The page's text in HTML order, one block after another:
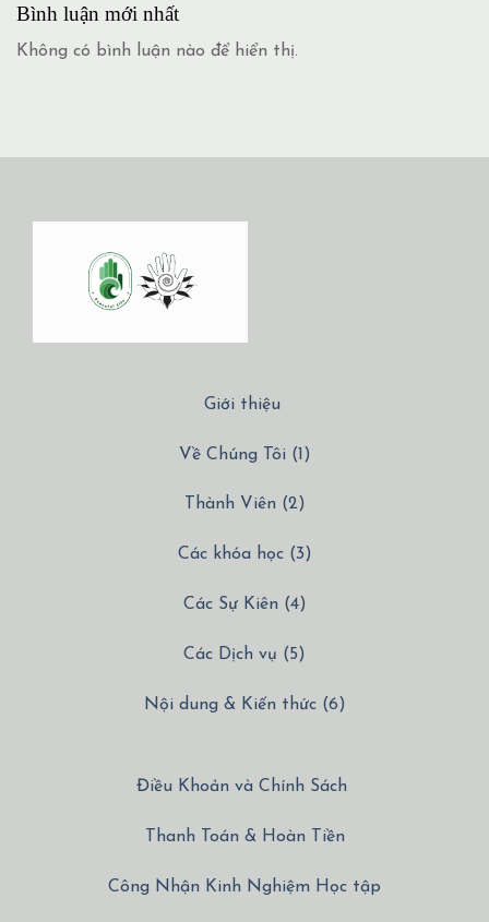
Bình luận mới nhất
Không có bình luận nào để hiển thị.
Giới thiệu
Về Chúng Tôi (1)
Thành Viên (2)
Các khóa học (3)
Các Sự Kiên (4)
Các Dịch vụ (5)
Nội dung & Kiến thức (6)
Điều Khoản và Chính Sách
Thanh Toán & Hoàn Tiền
Công Nhận Kinh Nghiệm Học tập